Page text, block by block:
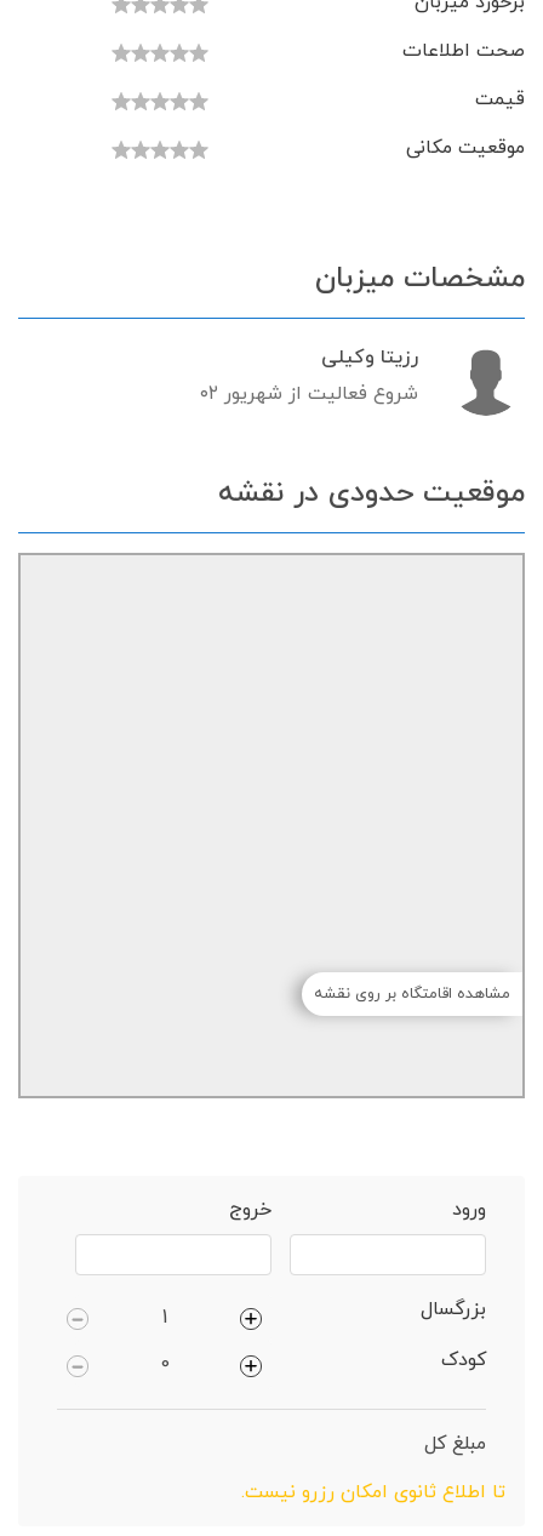
صحت اطلاعات
قیمت
موقعیت مکانی
مشخصات میزبان
رزیتا وکیلی
شروع فعالیت از شهریور ۰۲
موقعیت حدودی در نقشه
مشاهده اقامتگاه بر روی نقشه
ورود
خروج
بزرگسال
کودک
مبلغ کل
تا اطلاع ثانوی امکان رزرو نیست.